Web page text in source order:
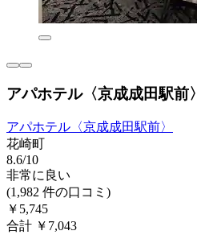
アパホテル〈京成成田駅前〉
アパホテル〈京成成田駅前〉
花崎町
8.6/10
非常に良い
(1,982 件の口コミ)
￥5,745
合計 ￥7,043